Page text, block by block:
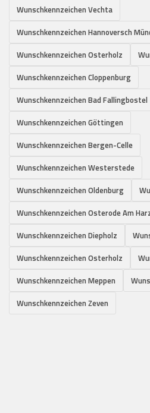
Wunschkennzeichen Vechta
Wunschkennzeichen Hannoversch
Wunschkennzeichen Osterholz
Wunschkennzeichen Cloppenburg
Wunschkennzeichen Bad Fallingbostel
Wunschkennzeichen Göttingen
Wunschkennzeichen Bergen-Celle
Wunschkennzeichen Westerstede
Wunschkennzeichen Oldenburg
Wunschkennzeichen Osterode Am
Wunschkennzeichen Diepholz
Wunschkennzeichen Osterholz
Wunschkennzeichen Meppen
Wunschkennzeichen Zeven